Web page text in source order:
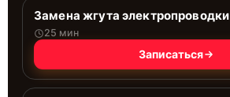
Замена жгута электропроводки
25 мин
Записаться